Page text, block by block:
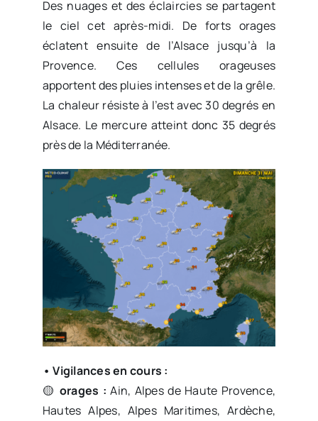
Des nuages et des éclaircies se partagent
le ciel cet après-midi. De forts orages
éclatent ensuite de l’Alsace jusqu’à la
Provence. Ces cellules orageuses
apportent des pluies intenses et de la grêle.
La chaleur résiste à l’est avec 30 degrés en
Alsace. Le mercure atteint donc 35 degrés
près de la Méditerranée.
• Vigilances en cours :
🟡 orages : Ain, Alpes de Haute Provence,
Hautes Alpes, Alpes Maritimes, Ardèche,